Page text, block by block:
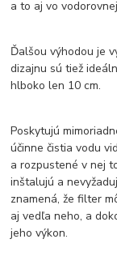
a to aj vo
Ďalšou výhodou je
dizajnu sú tiež
hlboko len 10 cm.
Poskytujú
účinne čistia vodu
a rozpustené v nej
inštalujú a
znamená, že filter
aj vedľa neho, a
jeho výkon.